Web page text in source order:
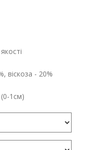
віскоза - 20%
1см)